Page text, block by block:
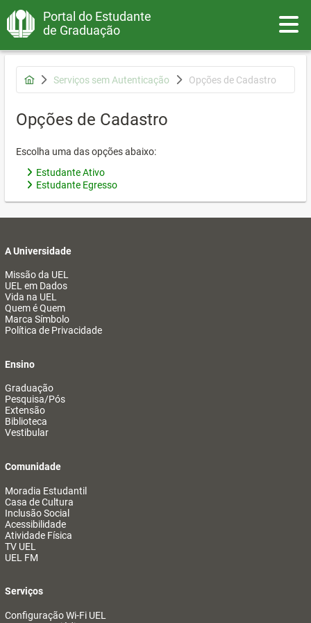
Portal do Estudante
de Graduação
Serviços sem Autenticação Opções de Cadastro
Opções de Cadastro
Escolha uma das opções abaixo:
Estudante Ativo
Estudante Egresso
A Universidade
Missão da UEL
UEL em Dados
Vida na UEL
Quem é Quem
Marca Símbolo
Política de Privacidade
Ensino
Graduação
Pesquisa/Pós
Extensão
Biblioteca
Vestibular
Comunidade
Moradia Estudantil
Casa de Cultura
Inclusão Social
Acessibilidade
Atividade Física
TV UEL
UEL FM
Serviços
Configuração Wi-Fi UEL